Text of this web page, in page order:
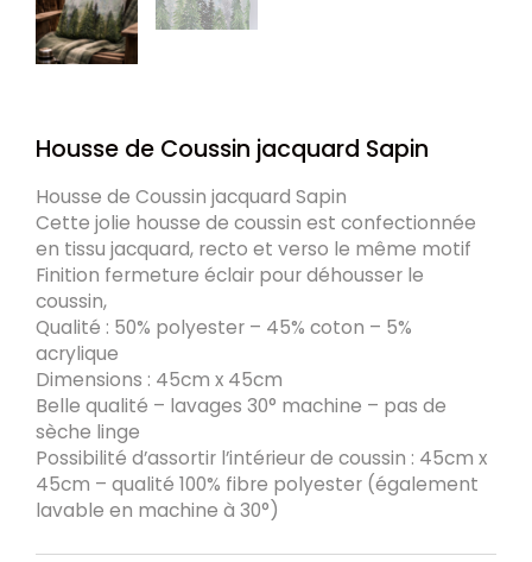
Housse de Coussin jacquard Sapin
Housse de Coussin jacquard Sapin
Cette jolie housse de coussin est confectionnée
en tissu jacquard, recto et verso le même motif
Finition fermeture éclair pour déhousser le
coussin,
Qualité : 50% polyester – 45% coton – 5%
acrylique
Dimensions : 45cm x 45cm
Belle qualité – lavages 30° machine – pas de
sèche linge
Possibilité d’assortir l’intérieur de coussin : 45cm x
45cm – qualité 100% fibre polyester (également
lavable en machine à 30°)